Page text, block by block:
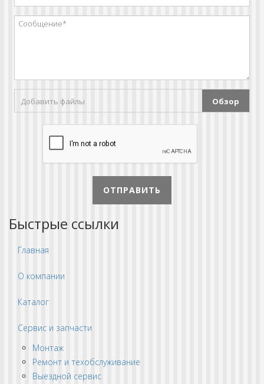
Добавить файлы Обзор
ОТПРАВИТЬ
Быстрые ссылки
Главная
О компании
Каталог
Сервис и запчасти
Монтаж
Ремонт и техобслуживание
Выездной сервис